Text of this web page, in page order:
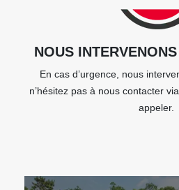
NOUS
En cas d’urgence, nous
n’hésitez pas à nous contacter
appeler.